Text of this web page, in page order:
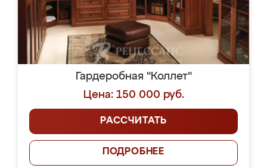
Гардеробная "Коллет"
Цена: 150 000 руб.
РАССЧИТАТЬ
ПОДРОБНЕЕ